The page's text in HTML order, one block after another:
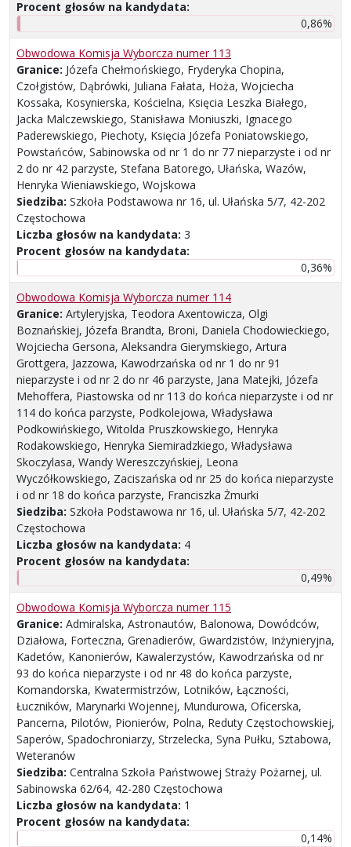
Procent głosów na kandydata:
0,86%
Obwodowa Komisja Wyborcza numer 113
Granice: Józefa Chełmońskiego, Fryderyka Chopina,
Czołgistów, Dąbrówki, Juliana Fałata, Hoża, Wojciecha
Kossaka, Kosynierska, Kościelna, Księcia Leszka Białego,
Jacka Malczewskiego, Stanisława Moniuszki, Ignacego
Paderewskiego, Piechoty, Księcia Józefa Poniatowskiego,
Powstańców, Sabinowska od nr 1 do nr 77 nieparzyste i od nr
2 do nr 42 parzyste, Stefana Batorego, Ułańska, Wazów,
Henryka Wieniawskiego, Wojskowa
Siedziba: Szkoła Podstawowa nr 16, ul. Ułańska 5/7, 42-202
Częstochowa
Liczba głosów na kandydata: 3
Procent głosów na kandydata:
0,36%
Obwodowa Komisja Wyborcza numer 114
Granice: Artyleryjska, Teodora Axentowicza, Olgi
Boznańskiej, Józefa Brandta, Broni, Daniela Chodowieckiego,
Wojciecha Gersona, Aleksandra Gierymskiego, Artura
Grottgera, Jazzowa, Kawodrzańska od nr 1 do nr 91
nieparzyste i od nr 2 do nr 46 parzyste, Jana Matejki, Józefa
Mehoffera, Piastowska od nr 113 do końca nieparzyste i od nr
114 do końca parzyste, Podkolejowa, Władysława
Podkowińskiego, Witolda Pruszkowskiego, Henryka
Rodakowskiego, Henryka Siemiradzkiego, Władysława
Skoczylasa, Wandy Wereszczyńskiej, Leona
Wyczółkowskiego, Zaciszańska od nr 25 do końca nieparzyste
i od nr 18 do końca parzyste, Franciszka Żmurki
Siedziba: Szkoła Podstawowa nr 16, ul. Ułańska 5/7, 42-202
Częstochowa
Liczba głosów na kandydata: 4
Procent głosów na kandydata:
0,49%
Obwodowa Komisja Wyborcza numer 115
Granice: Admiralska, Astronautów, Balonowa, Dowódców,
Działowa, Forteczna, Grenadierów, Gwardzistów, Inżynieryjna,
Kadetów, Kanonierów, Kawalerzystów, Kawodrzańska od nr
93 do końca nieparzyste i od nr 48 do końca parzyste,
Komandorska, Kwatermistrzów, Lotników, Łączności,
Łuczników, Marynarki Wojennej, Mundurowa, Oficerska,
Pancerna, Pilotów, Pionierów, Polna, Reduty Częstochowskiej,
Saperów, Spadochroniarzy, Strzelecka, Syna Pułku, Sztabowa,
Weteranów
Siedziba: Centralna Szkoła Państwowej Straży Pożarnej, ul.
Sabinowska 62/64, 42-280 Częstochowa
Liczba głosów na kandydata: 1
Procent głosów na kandydata:
0,14%